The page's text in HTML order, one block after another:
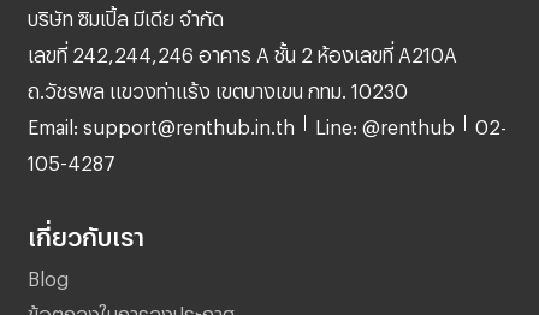
บริษัท ซิมเปิ้ล มีเดีย จำกัด
เลขที่ 242,244,246 อาคาร A ชั้น 2 ห้องเลขที่ A210A
ถ.วัชรพล แขวงท่าแร้ง เขตบางเขน กทม. 10230
Email: support@renthub.in.th Line: @renthub 02-
105-4287
เกี่ยวกับเรา
Blog
ข้อตกลงในการลงประกาศ